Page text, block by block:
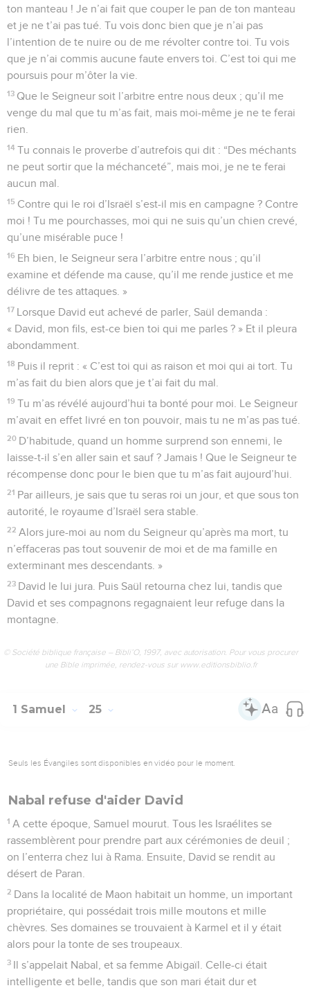
ton manteau ! Je n’ai fait que couper le pan de ton manteau
et je ne t’ai pas tué. Tu vois donc bien que je n’ai pas
l’intention de te nuire ou de me révolter contre toi. Tu vois
que je n’ai commis aucune faute envers toi. C’est toi qui me
poursuis pour m’ôter la vie.
13 Que le Seigneur soit l’arbitre entre nous deux ; qu’il me
venge du mal que tu m’as fait, mais moi-même je ne te ferai
rien.
14 Tu connais le proverbe d’autrefois qui dit : “Des méchants
ne peut sortir que la méchanceté”, mais moi, je ne te ferai
aucun mal.
15 Contre qui le roi d’Israël s’est-il mis en campagne ? Contre
moi ! Tu me pourchasses, moi qui ne suis qu’un chien crevé,
qu’une misérable puce !
16 Eh bien, le Seigneur sera l’arbitre entre nous ; qu’il
examine et défende ma cause, qu’il me rende justice et me
délivre de tes attaques. »
17 Lorsque David eut achevé de parler, Saül demanda :
« David, mon fils, est-ce bien toi qui me parles ? » Et il pleura
abondamment.
18 Puis il reprit : « C’est toi qui as raison et moi qui ai tort. Tu
m’as fait du bien alors que je t’ai fait du mal.
19 Tu m’as révélé aujourd’hui ta bonté pour moi. Le Seigneur
m’avait en effet livré en ton pouvoir, mais tu ne m’as pas tué.
20 D’habitude, quand un homme surprend son ennemi, le
laisse-t-il s’en aller sain et sauf ? Jamais ! Que le Seigneur te
récompense donc pour le bien que tu m’as fait aujourd’hui.
21 Par ailleurs, je sais que tu seras roi un jour, et que sous ton
autorité, le royaume d’Israël sera stable.
22 Alors jure-moi au nom du Seigneur qu’après ma mort, tu
n’effaceras pas tout souvenir de moi et de ma famille en
exterminant mes descendants. »
23 David le lui jura. Puis Saül retourna chez lui, tandis que
David et ses compagnons regagnaient leur refuge dans la
montagne.
© Société biblique française – Bibli’O, 1997, avec autorisation. Pour vous procurer
une Bible imprimée, rendez-vous sur www.editionsbiblio.fr
1 Samuel 25
Seuls les Évangiles sont disponibles en vidéo pour le moment.
Nabal refuse d'aider David
1 A cette époque, Samuel mourut. Tous les Israélites se
rassemblèrent pour prendre part aux cérémonies de deuil ;
on l’enterra chez lui à Rama. Ensuite, David se rendit au
désert de Paran.
2 Dans la localité de Maon habitait un homme, un important
propriétaire, qui possédait trois mille moutons et mille
chèvres. Ses domaines se trouvaient à Karmel et il y était
alors pour la tonte de ses troupeaux.
3 Il s’appelait Nabal, et sa femme Abigaïl. Celle-ci était
intelligente et belle, tandis que son mari était dur et